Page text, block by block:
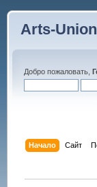
Arts-Union
Добро пожаловать,
Начало Сайт